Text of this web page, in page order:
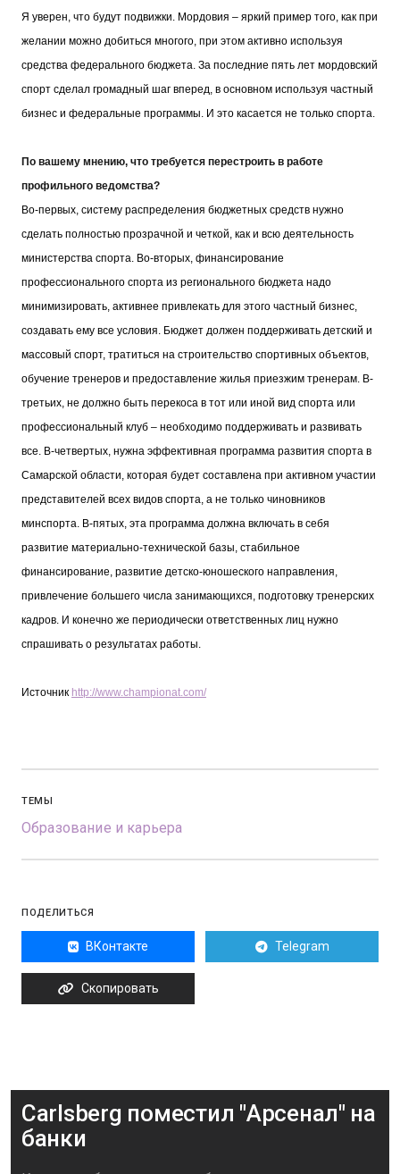
Я уверен, что будут подвижки. Мордовия – яркий пример того, как при
желании можно добиться многого, при этом активно используя
средства федерального бюджета. За последние пять лет мордовский
спорт сделал громадный шаг вперед, в основном используя частный
бизнес и федеральные программы. И это касается не только спорта.
По вашему мнению, что требуется перестроить в работе
профильного ведомства?
Во-первых, систему распределения бюджетных средств нужно
сделать полностью прозрачной и четкой, как и всю деятельность
министерства спорта. Во-вторых, финансирование
профессионального спорта из регионального бюджета надо
минимизировать, активнее привлекать для этого частный бизнес,
создавать ему все условия. Бюджет должен поддерживать детский и
массовый спорт, тратиться на строительство спортивных объектов,
обучение тренеров и предоставление жилья приезжим тренерам. В-
третьих, не должно быть перекоса в тот или иной вид спорта или
профессиональный клуб – необходимо поддерживать и развивать
все. В-четвертых, нужна эффективная программа развития спорта в
Самарской области, которая будет составлена при активном участии
представителей всех видов спорта, а не только чиновников
минспорта. В-пятых, эта программа должна включать в себя
развитие материально-технической базы, стабильное
финансирование, развитие детско-юношеского направления,
привлечение большего числа занимающихся, подготовку тренерских
кадров. И конечно же периодически ответственных лиц нужно
спрашивать о результатах работы.
Источник http://www.championat.com/
ТЕМЫ
Образование и карьера
ПОДЕЛИТЬСЯ
ВКонтакте Telegram
Скопировать
Carlsberg поместил "Арсенал" на
банки